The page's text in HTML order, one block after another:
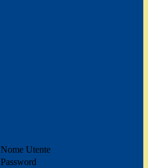
Nome Utente
Password